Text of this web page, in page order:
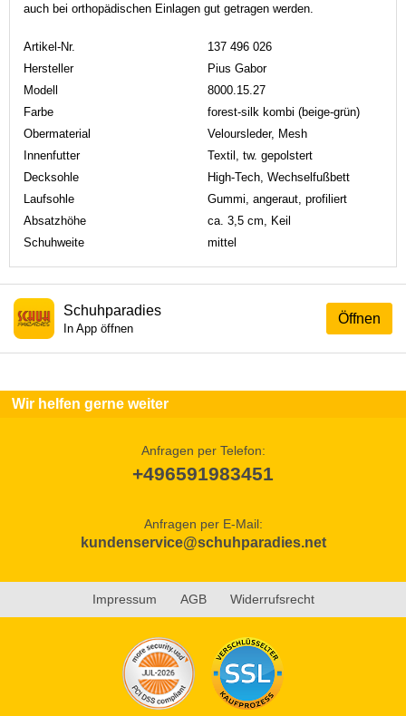
auch bei orthopädischen Einlagen gut getragen werden.
Artikel-Nr.
137 496 026
Hersteller
Pius Gabor
Modell
8000.15.27
Farbe
forest-silk kombi (beige-grün)
Obermaterial
Veloursleder, Mesh
Innenfutter
Textil, tw. gepolstert
Decksohle
High-Tech, Wechselfußbett
Laufsohle
Gummi, angeraut, profiliert
Absatzhöhe
ca. 3,5 cm, Keil
Schuhweite
mittel
Öffnen
Schuhparadies
In App öffnen
Wir helfen gerne weiter
Anfragen per Telefon:
+496591983451
Anfragen per E-Mail:
kundenservice@schuhparadies.net
Impressum AGB Widerrufsrecht